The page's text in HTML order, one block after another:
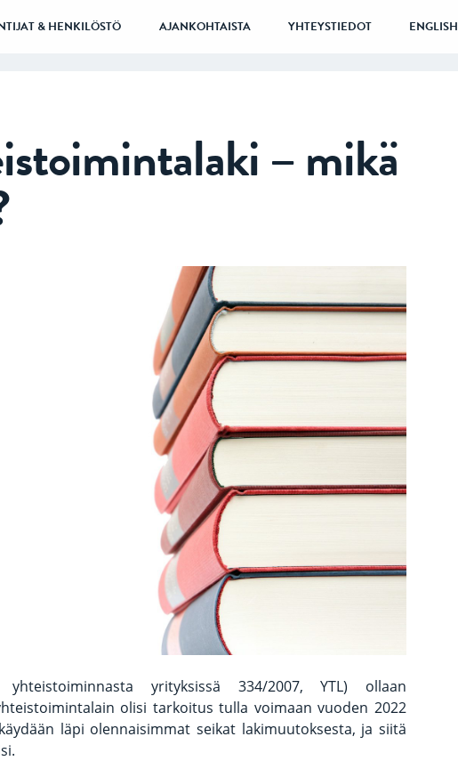
& HENKILÖSTÖ AJANKOHTAISTA YHTEYSTIEDOT ENGLISH
– mikä
yhteistoiminnasta yrityksissä 334/2007, YTL) ollaan
olisi tarkoitus tulla voimaan vuoden 2022
läpi olennaisimmat seikat lakimuutoksesta, ja siitä